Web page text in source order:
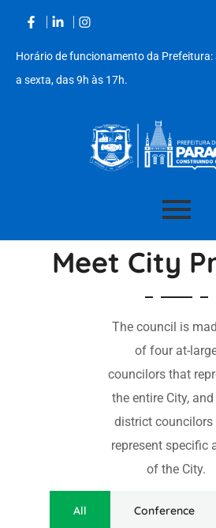
Horário de funcionamento da Prefeitura:
a sexta, das 9h às 17h.
o
Meet City
The council is
of four at-
councilors that
the entire City,
district councilors
represent specific
of the City.
All Conference